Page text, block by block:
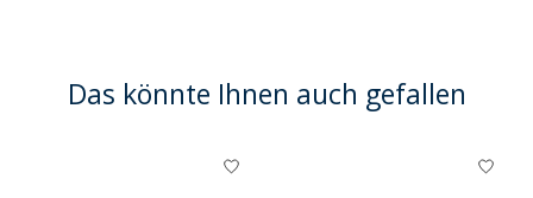
Das könnte Ihnen auch gefallen
Produkt-Karussell-Artikel